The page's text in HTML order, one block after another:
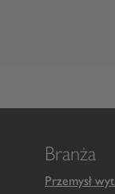
Branża
Przemysł